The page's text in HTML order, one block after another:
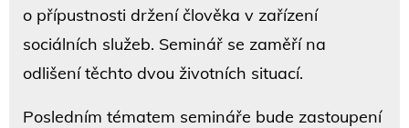
o přípustnosti držení člověka v zařízení
sociálních služeb. Seminář se zaměří na
odlišení těchto dvou životních situací.
Posledním tématem semináře bude zastoupení